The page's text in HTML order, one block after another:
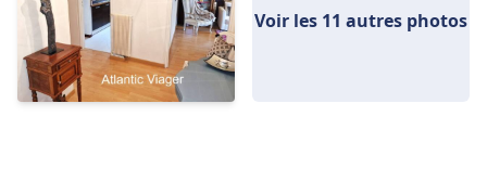
Voir les 11 autres photos